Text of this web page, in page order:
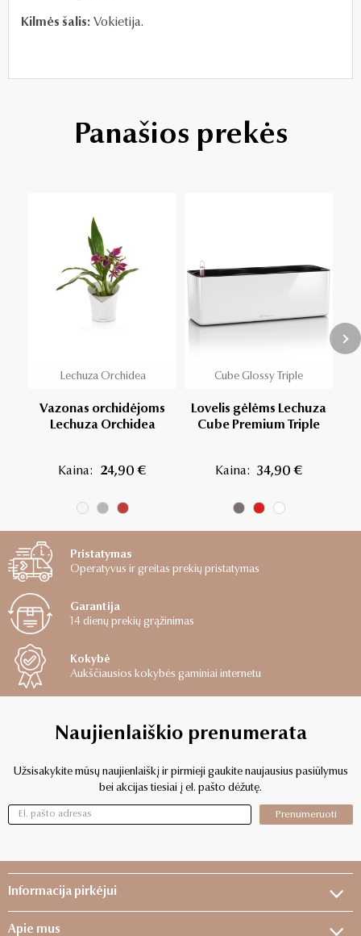
Kilmės šalis: Vokietija.
Panašios prekės
Lechuza Orchidea
Vazonas orchidėjoms
Lechuza Orchidea
Kaina: 24,90 €
Cube Glossy Triple
Lovelis gėlėms Lechuza
Cube Premium Triple
Kaina: 34,90 €
Pristatymas
Operatyvus ir greitas prekių pristatymas
Garantija
14 dienų prekių grąžinimas
Kokybė
Aukščiausios kokybės gaminiai internetu
Naujienlaiškio prenumerata
Užsisakykite mūsų naujienlaiškį ir pirmieji gaukite naujausius pasiūlymus
bei akcijas tiesiai į el. pašto dėžutę.
Prenumeruoti
Informacija pirkėjui
Apie mus